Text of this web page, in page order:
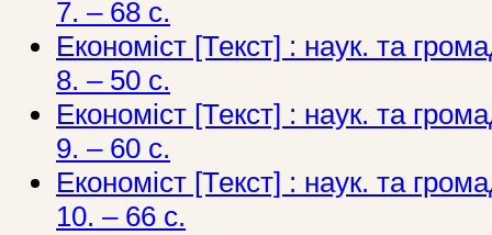
7. – 68 с.
Економіст [Текст] : наук. та
8. – 50 с.
Економіст [Текст] : наук. та
9. – 60 с.
Економіст [Текст] : наук. та
10. – 66 с.